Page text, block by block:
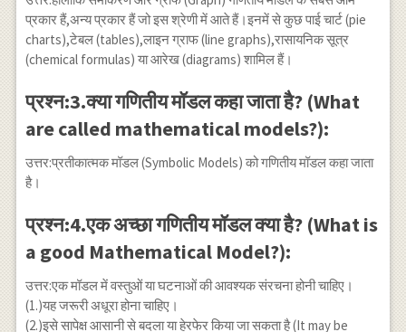
प्रकार हैं,अन्य प्रकार हैं जो इस श्रेणी में आते हैं।इनमें से कुछ पाई चार्ट (pie
charts),टेबल (tables),लाइन ग्राफ (line graphs),रासायनिक सूत्र
(chemical formulas) या आरेख (diagrams) शामिल हैं।
प्रश्न:3.क्या गणितीय मॉडल कहा जाता है? (What
are called mathematical models?):
उत्तर:प्रतीकात्मक मॉडल (Symbolic Models) को गणितीय मॉडल कहा जाता
है।
प्रश्न:4.एक अच्छा गणितीय मॉडल क्या है? (What is
a good Mathematical Model?):
उत्तर:एक मॉडल में वस्तुओं या घटनाओं की आवश्यक संरचना होनी चाहिए।
(1.)यह जरूरी अधूरा होना चाहिए।
(2.)इसे सापेक्ष आसानी से बदला या हेरफेर किया जा सकता है (It may be